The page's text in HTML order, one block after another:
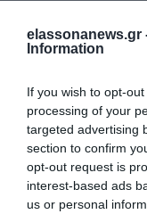
elassonanews.gr
Information
If you wish to opt-
processing of your
targeted advertising
section to confirm
opt-out request is
interest-based ads
us or personal
Α. Γερόπουλος, π